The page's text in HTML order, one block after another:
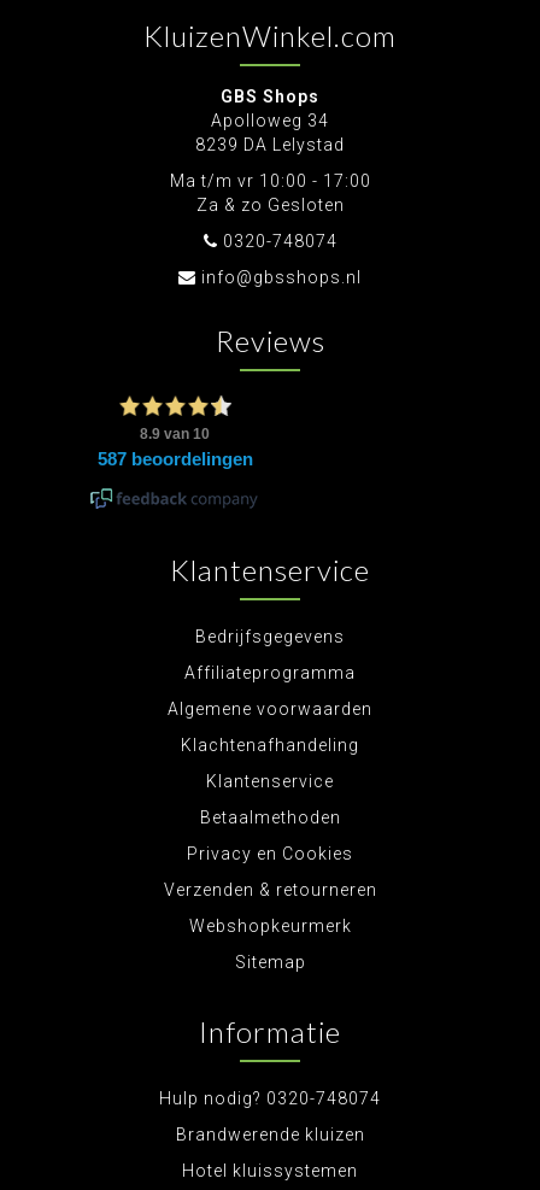
KluizenWinkel.com
GBS Shops
Apolloweg 34
8239 DA Lelystad
Ma t/m vr 10:00 - 17:00
Za & zo Gesloten
0320-748074
info@gbsshops.nl
Reviews
Klantenservice
Bedrijfsgegevens
Affiliateprogramma
Algemene voorwaarden
Klachtenafhandeling
Klantenservice
Betaalmethoden
Privacy en Cookies
Verzenden & retourneren
Webshopkeurmerk
Sitemap
Informatie
Hulp nodig? 0320-748074
Brandwerende kluizen
Hotel kluissystemen